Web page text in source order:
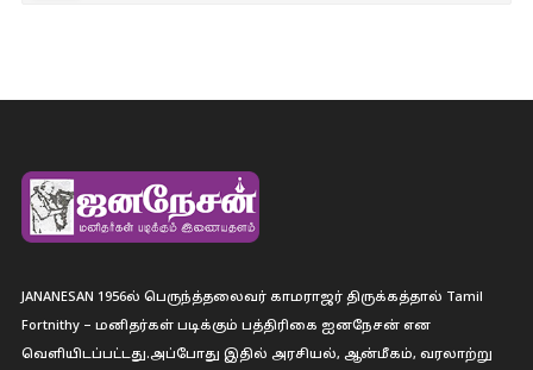
JANANESAN 1956ல் பெருந்த்தலைவர் காமராஜர் திருக்கத்தால் Tamil
Fortnithy – மனிதர்கள் படிக்கும் பத்திரிகை ஐனநேசன் என
வெளியிடப்பட்டது.அப்போது இதில் அரசியல், ஆன்மீகம், வரலாற்று